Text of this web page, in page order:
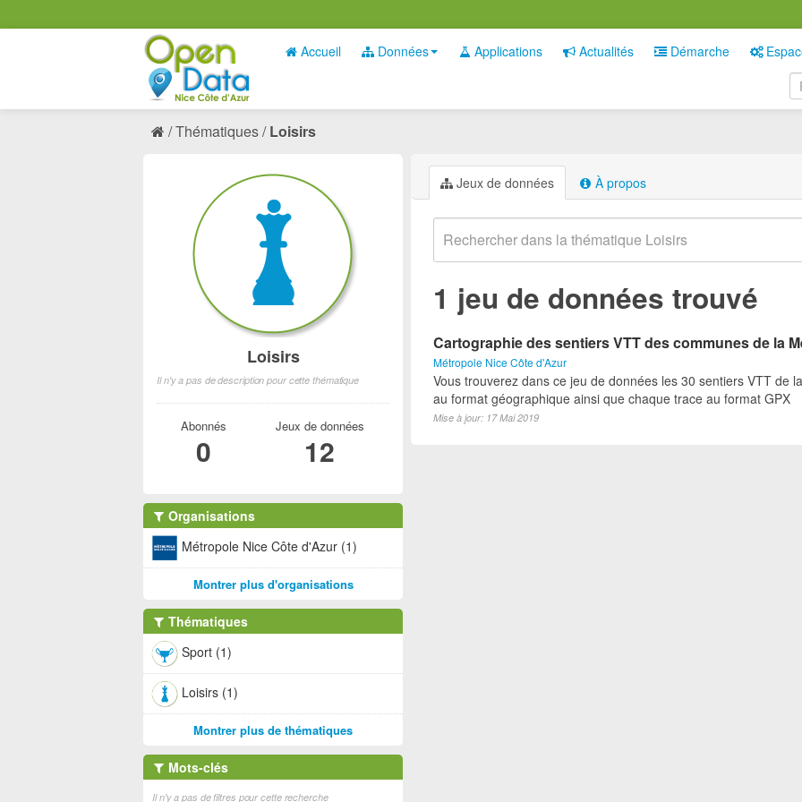
Accueil Données Applications Actualités Démarche
Thématiques Loisirs
Jeux de données À propos
1 jeu de données trouvé
Cartographie des sentiers VTT des communes de la
Métropole Nice Côte d'Azur
Vous trouverez dans ce jeu de données les 30 sentiers VTT de
au format géographique ainsi que chaque trace au format GPX
Mise à jour: 17 Mai 2019
Loisirs
Il n'y a pas de description pour cette thématique
Abonnés
0
Jeux de données
12
Organisations
Métropole Nice Côte d'Azur (1)
Montrer plus d'organisations
Thématiques
Sport (1)
Loisirs (1)
Montrer plus de thématiques
Mots-clés
Il n'y a pas de filtres pour cette recherche